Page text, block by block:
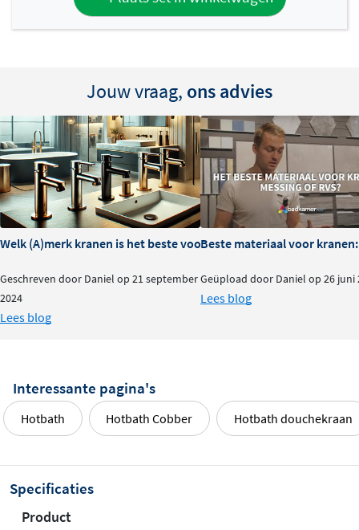
gezinnen met kinderen. De gladde draaigrepen zijn
prettig in gebruik en de thermostatische regeling
tegen de wand.
Let op: alleen afbouwdeel
Dit product is eenafbouwdeel zonder inbouwdeel
inbouwdeel (thermostaat met drie uitgangen) dient
apart besteld te worden en moet tijdens de bouwfase
ingemetseld worden. Dit afbouwdeel wordt na het
tegelwerk geplaatst en afgewerkt. Zorg dat je loodgieter
tijdig het juiste inbouwdeel installeert voor een
probleemloos eindresultaat.
Jouw vraag, ons advies
Welk (A)merk kranen is het beste voor je badkamer?
Geschreven door Daniel op 21 september
2024
Lees blog
Beste materiaal voor kranen:
Geüpload door Daniel op 26 juni
Lees blog
Interessante pagina's
Hotbath Hotbath Cobber Hotbath douchekraan
Specificaties
Product